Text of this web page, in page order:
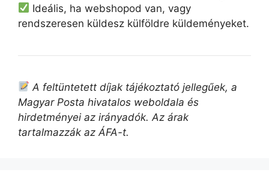
Ideális, ha webshopod van, vagy
rendszeresen küldesz külföldre küldeményeket.
A feltüntetett díjak tájékoztató jellegűek, a
Magyar Posta hivatalos weboldala és
hirdetményei az irányadók. Az árak
tartalmazzák az ÁFA-t.